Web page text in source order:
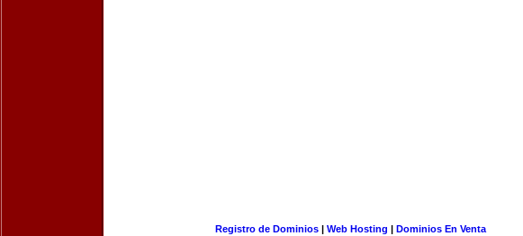
Registro de Dominios| Web Hosting | Dominios En Venta